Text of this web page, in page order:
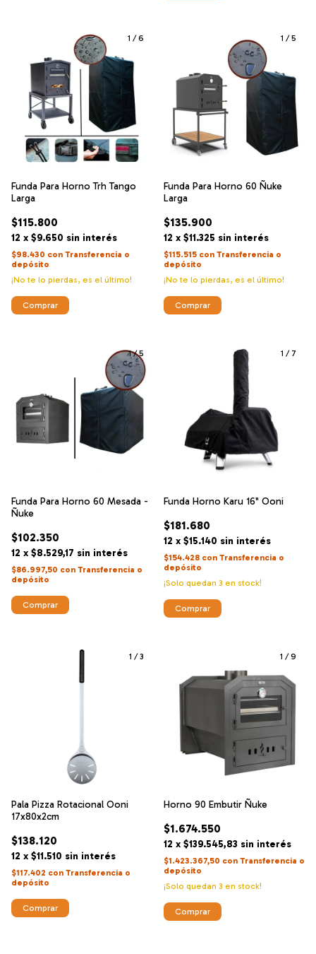
1 /6
Funda Para Horno Trh Tango
Larga
$115.800
12 x $9.650 sin interés
$98.430 con Transferencia o
depósito
¡No te lo pierdas, es el último!
1 /5
Funda Para Horno 60 Ñuke
Larga
$135.900
12 x $11.325 sin interés
$115.515 con Transferencia o
depósito
¡No te lo pierdas, es el último!
1/5
Funda Para Horno 60 Mesada -
Ñuke
$102.350
12 x $8.529,17 sin interés
$86.997,50 con Transferencia o
depósito
1 / 7
Funda Horno Karu 16" Ooni
$181.680
12 x $15.140 sin interés
$154.428 con Transferencia o
depósito
¡Solo quedan 3 en stock!
1 /3
Pala Pizza Rotacional Ooni
17x80x2cm
$138.120
12 x $11.510 sin interés
$117.402 con Transferencia o
depósito
1 /9
Horno 90 Embutir Ñuke
$1.674.550
12 x $139.545,83 sin interés
$1.423.367,50 con Transferencia o
depósito
¡Solo quedan 3 en stock!